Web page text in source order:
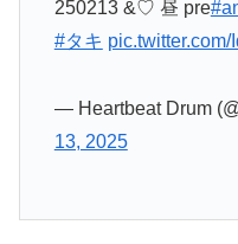
250213 &♡ 昼 pre
#タキ
— Heartbeat Drum
13, 2025